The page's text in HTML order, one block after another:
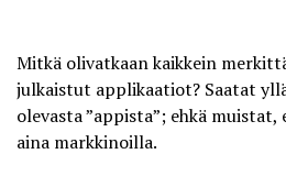
Mitkä olivatkaan kaikkein
julkaistut applikaatiot? Saatat
olevasta ”appista”; ehkä
aina markkinoilla.